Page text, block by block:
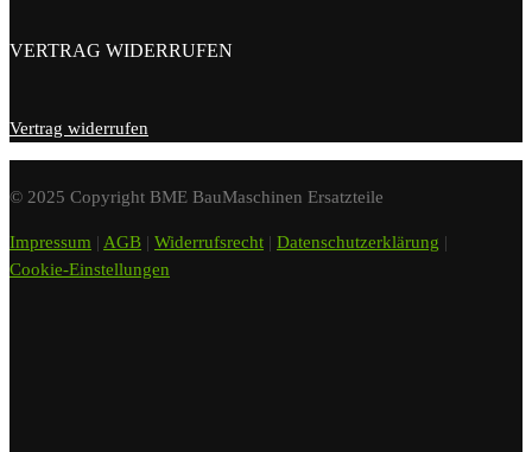
VERTRAG WIDERRUFEN
Vertrag widerrufen
© 2025 Copyright BME BauMaschinen Ersatzteile
Impressum | AGB | Widerrufsrecht | Datenschutzerklärung |
Cookie-Einstellungen